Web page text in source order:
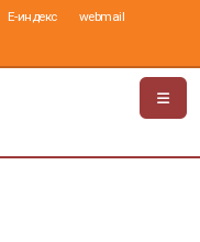
Е-индекс webmail